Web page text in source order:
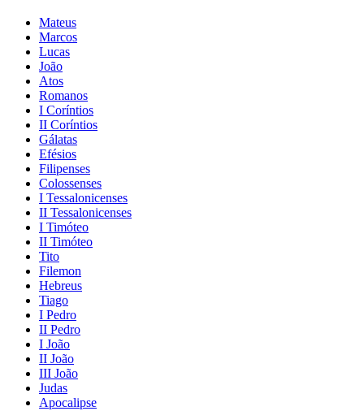
Mateus
Marcos
Lucas
João
Atos
Romanos
I Coríntios
II Coríntios
Gálatas
Efésios
Filipenses
Colossenses
I Tessalonicenses
II Tessalonicenses
I Timóteo
II Timóteo
Tito
Filemon
Hebreus
Tiago
I Pedro
II Pedro
I João
II João
III João
Judas
Apocalipse